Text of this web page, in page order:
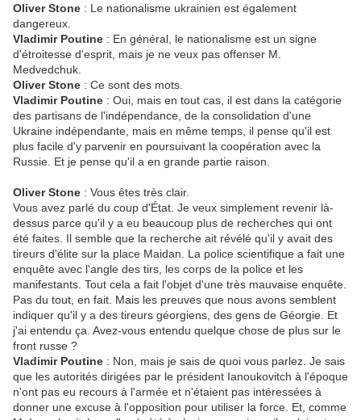
Oliver Stone : Le nationalisme ukrainien est également
dangereux.
Vladimir Poutine : En général, le nationalisme est un signe
d'étroitesse d'esprit, mais je ne veux pas offenser M.
Medvedchuk.
Oliver Stone : Ce sont des mots.
Vladimir Poutine : Oui, mais en tout cas, il est dans la catégorie
des partisans de l'indépendance, de la consolidation d'une
Ukraine indépendante, mais en même temps, il pense qu'il est
plus facile d'y parvenir en poursuivant la coopération avec la
Russie. Et je pense qu'il a en grande partie raison.
Oliver Stone : Vous êtes très clair.
Vous avez parlé du coup d'État. Je veux simplement revenir là-
dessus parce qu'il y a eu beaucoup plus de recherches qui ont
été faites. Il semble que la recherche ait révélé qu'il y avait des
tireurs d'élite sur la place Maidan. La police scientifique a fait une
enquête avec l'angle des tirs, les corps de la police et les
manifestants. Tout cela a fait l'objet d'une très mauvaise enquête.
Pas du tout, en fait. Mais les preuves que nous avons semblent
indiquer qu'il y a des tireurs géorgiens, des gens de Géorgie. Et
j'ai entendu ça. Avez-vous entendu quelque chose de plus sur le
front russe ?
Vladimir Poutine : Non, mais je sais de quoi vous parlez. Je sais
que les autorités dirigées par le président Ianoukovitch à l'époque
n'ont pas eu recours à l'armée et n'étaient pas intéressées à
donner une excuse à l'opposition pour utiliser la force. Et, comme